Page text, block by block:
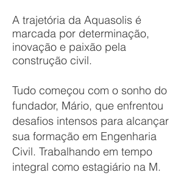
A trajetória da Aquasolis é
marcada por determinação,
inovação e paixão pela
construção civil.
Tudo começou com o sonho do
fundador, Mário, que enfrentou
desafios intensos para alcançar
sua formação em Engenharia
Civil. Trabalhando em tempo
integral como estagiário na M.